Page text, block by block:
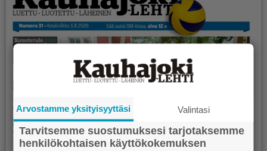
Arvostamme yksityisyyttäsi Valintasi
Tarvitsemme suostumuksesi tarjotaksemme
henkilökohtaisen käyttökokemuksen